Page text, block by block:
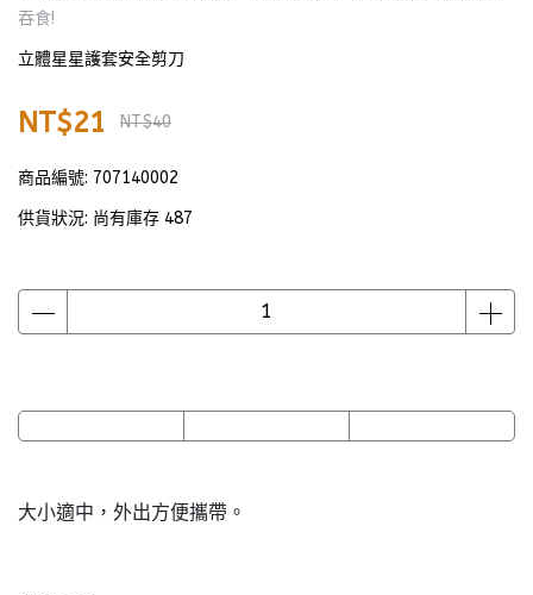
吞食!
立體星星護套安全剪刀
NT$21 NT$40
商品編號: 707140002
供貨狀況: 尚有庫存 487
大小適中，外出方便攜帶。